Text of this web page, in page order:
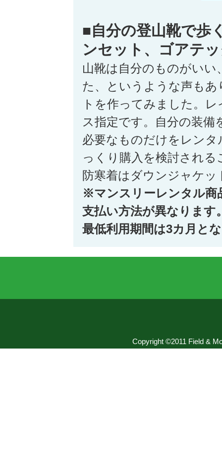
■自分の登山靴で歩
ンセット、ゴアテ
山靴は自分のものがい
た、というような声も
トを作ってみました。
ス指定です。自分の装
必要なものだけをレン
っくり購入を検討され
防寒着はダウンジャケ
※マンスリーレンタル商
支払い方法が異なります
最低利用期間は3カ月と
Copyright ©2011 Field &